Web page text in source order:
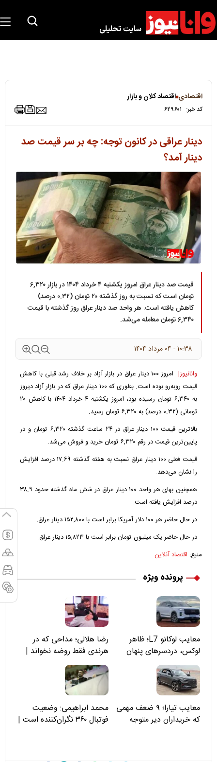
اقتصادی اقتصاد کلان و بازار
کد خبر: ۶۲۹۶۰۱
دینار عراقی در کانون توجه: چه بر سر قیمت صد
دینار آمد؟
قیمت صد دینار عراق امروز یکشنبه ۴ خرداد ۱۴۰۴ در بازار ۶,۳۲۰
تومان است که نسبت به روز گذشته ۲۰ تومان (۰.۳۲ درصد)
کاهش یافته است. هر واحد صد دینار عراق روز گذشته با قیمت
۶,۳۴۰ تومان معامله می‌شد.
۱۰:۳۸ - ۰۴ مرداد ۱۴۰۴
وانانیوز|
امروز ۱۰۰ دینار عراق در بازار آزاد بر خلاف رشد قبلی با کاهش
قیمت رو‌به‌رو بوده است. بطوری که ۱۰۰ دینار عراق که در بازار آزاد دیروز
به ۶,۳۴۰ تومان رسیده بود، امروز یکشنبه ۴ خرداد ۱۴۰۴ با کاهش ۲۰
تومانی (۰.۳۲ درصد) به ۶,۳۲۰ تومان رسید.
بالاترین قیمت ۱۰۰ دینار عراق در ۲۴ ساعت گذشته ۶,۳۲۰ تومان و در
پایین‌ترین قیمت در رقم ۶,۳۲۰ تومان خرید و فروش می‌شد.
قیمت فعلی ۱۰۰ دینار عراق نسبت به هفته گذشته ۱۷.۶۹ درصد افزایش
را نشان می‌دهد.
همچنین بهای هر واحد ۱۰۰ دینار عراق در شش ماه گذشته حدود ۳۸.۹
درصد افزایش یافته است.
در حال حاضر هر ۱۰۰ دلار آمریکا برابر است با ۱۵۲,۸۰۰ دینار عراق.
در حال حاضر یک میلیون تومان برابر است با ۱۵,۸۲۳ دینار عراق.
منبع: اقتصاد آنلاین
پرونده ویژه
معایب لوکانو L7؛ ظاهر
لوکس، دردسرهای پنهان
رضا هلالی؛ مداحی که در
هرندی فقط روضه نخواند |
مسئولان «تکیه‌گاه آقا مرتضی
علی(ع)» را جدی‌تر ببینند
معایب تیارا؛ ۹ ضعف مهمی
که خریداران دیر متوجه
محمد ابراهیمی: وضعیت
فوتبال ۳۶۰ نگران‌کننده است |